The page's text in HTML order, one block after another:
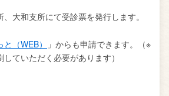
大和支所にて受診票を発行します。
（WEB）
」からも申請できます。（※
ていただく必要があります）